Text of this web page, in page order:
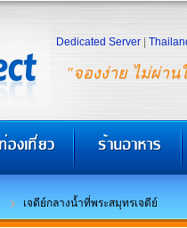
"จองง่าย ไม่ผ่าน
Dedicated Server
เจดีย์กลางน้ำที่พระสมุทรเจดีย์